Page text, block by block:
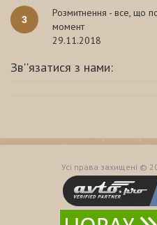
3
Розмитнення - все, що
момент
29.11.2018
Зв''язатися з нами:
Усі права захищені ©